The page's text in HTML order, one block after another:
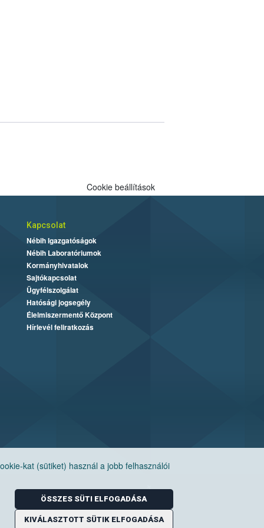
kat (sütiket) használ a jobb felhasználói
ÖSSZES SÜTI ELFOGADÁSA
KIVÁLASZTOTT SÜTIK ELFOGADÁSA
Cookie beállítások
Kapcsolat
Nébih Igazgatóságok
Nébih Laboratóriumok
Kormányhivatalok
Sajtókapcsolat
Ügyfélszolgálat
Hatósági jogsegély
Élelmiszermentő Központ
Hírlevél feliratkozás